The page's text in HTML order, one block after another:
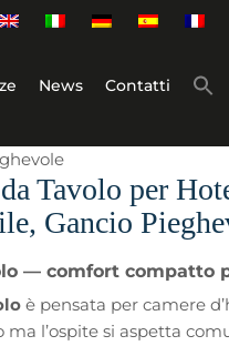
News Contatti
Tavolo per
Gancio
— comfort compatto
è pensata per camere
l’ospite si aspetta